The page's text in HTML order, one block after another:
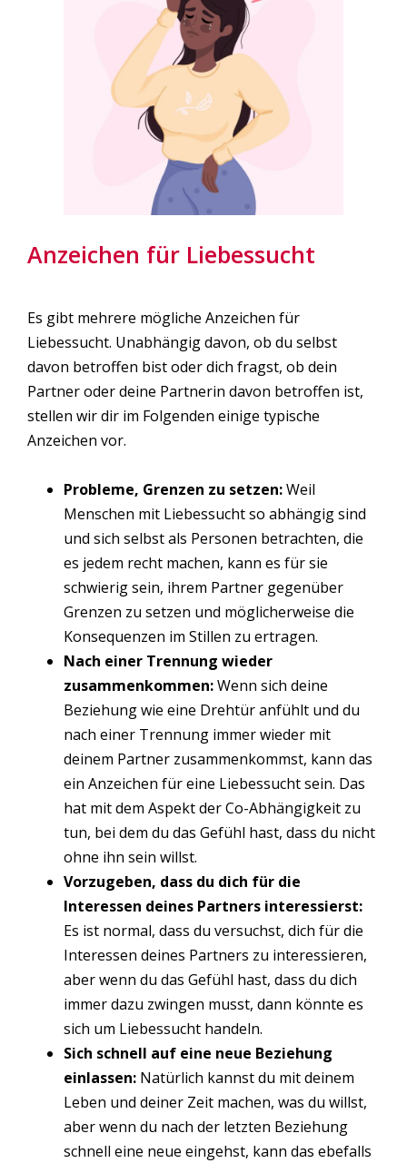
Anzeichen für Liebessucht
Es gibt mehrere mögliche Anzeichen für
Liebessucht. Unabhängig davon, ob du selbst
davon betroffen bist oder dich fragst, ob dein
Partner oder deine Partnerin davon betroffen ist,
stellen wir dir im Folgenden einige typische
Anzeichen vor.
Probleme, Grenzen zu setzen:Weil
Menschen mit Liebessucht so abhängig sind
und sich selbst als Personen betrachten, die
es jedem recht machen, kann es für sie
schwierig sein, ihrem Partner gegenüber
Grenzen zu setzen und möglicherweise die
Konsequenzen im Stillen zu ertragen.
Nach einer Trennung wieder
zusammenkommen:Wenn sich deine
Beziehung wie eine Drehtür anfühlt und du
nach einer Trennung immer wieder mit
deinem Partner zusammenkommst, kann das
ein Anzeichen für eine Liebessucht sein. Das
hat mit dem Aspekt der Co-Abhängigkeit zu
tun, bei dem du das Gefühl hast, dass du nicht
ohne ihn sein willst.
Vorzugeben, dass du dich für die
Interessen deines Partners interessierst:
Es ist normal, dass du versuchst, dich für die
Interessen deines Partners zu interessieren,
aber wenn du das Gefühl hast, dass du dich
immer dazu zwingen musst, dann könnte es
sich um Liebessucht handeln.
Sich schnell auf eine neue Beziehung
einlassen: Natürlich kannst du mit deinem
Leben und deiner Zeit machen, was du willst,
aber wenn du nach der letzten Beziehung
schnell eine neue eingehst, kann das ebefalls